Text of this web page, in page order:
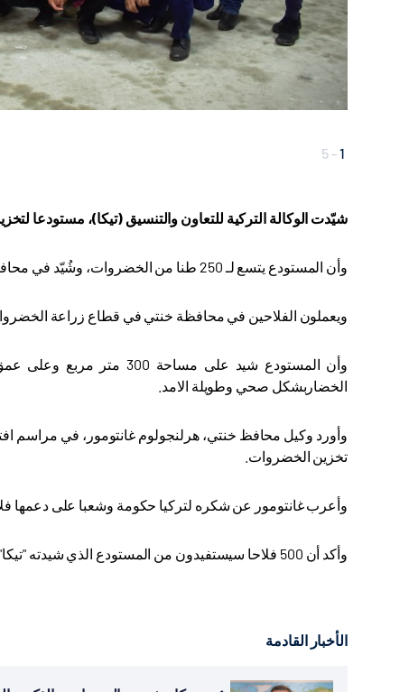
1
-
5
شيّدت الوكالة التركية للتعاون والتنسيق (تيكا)،
وأن المستودع يتسع لـ 250 طنا من الخضروات، وشُيّد في محافظة خنتي التي تبعد مسافة 338 كم عن العاصمة أولان باتور
ويعملون الفلاحين في محافظة خنتي في قطاع زراعة
الخضاربشكل صحي وطويلة الامد
وأورد وكيل محافظ خنتي، هرلنجولوم غانتومور، في مراسم
تخزين الخضروات
وأعرب غانتومور عن شكره لتركيا حكومة وشعبا على دعمها
وأكد أن 500 فلاحا سيستفيدون من المستودع الذي شيدته "تيكا" في المنطقة./انتهى
الأخبار القادمة